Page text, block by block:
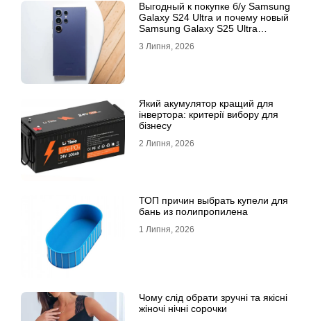
Выгодный к покупке б/у Samsung
Galaxy S24 Ultra и почему новый
Samsung Galaxy S25 Ultra
3 Липня, 2026
Який акумулятор кращий для
інвертора: критерії вибору для
бізнесу
2 Липня, 2026
ТОП причин выбрать купели для
бань из полипропилена
1 Липня, 2026
Чому слід обрати зручні та якісні
жіночі нічні сорочки